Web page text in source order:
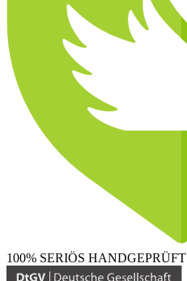
100% SERIÖS HANDGEPRÜFT